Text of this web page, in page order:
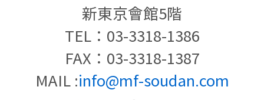
新東京會館5階
TEL：03-3318-1386
FAX：03-3318-1387
MAIL :info@mf-soudan.com